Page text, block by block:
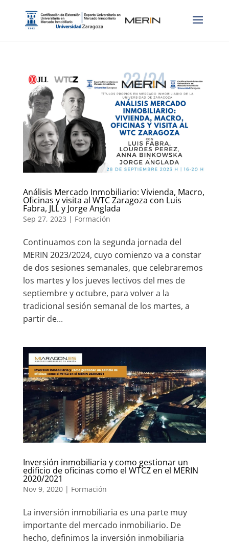
Análisis Mercado Inmobiliario: Vivienda, Macro,
Oficinas y visita al WTC Zaragoza con Luis
Fabra, JLL y Jorge Anglada
Sep 27, 2023 | Formación
Continuamos con la segunda jornada del
MERIN 2023/2024, cuyo comienzo va a constar
de dos sesiones semanales, que celebraremos
los martes y los jueves lectivos del mes de
septiembre y octubre, para volver a la
tradicional sesión semanal de los martes, a
partir de...
Inversión inmobiliaria y como gestionar un
edificio de oficinas como el WTCZ en el MERIN
2020/2021
Nov 9, 2020| Formación
La inversión inmobiliaria es una parte muy
importante del mercado inmobiliario. De
hecho, definimos la inversión inmobiliaria